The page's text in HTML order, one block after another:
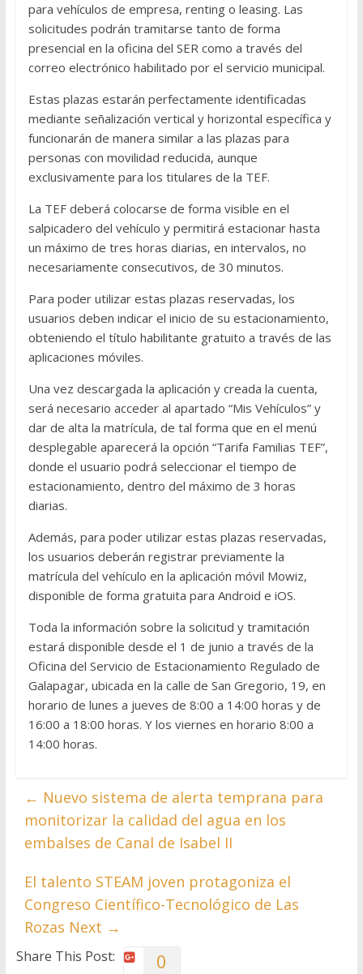
para vehículos de empresa, renting o leasing. Las
solicitudes podrán tramitarse tanto de forma
presencial en la oficina del SER como a través del
correo electrónico habilitado por el servicio municipal.
Estas plazas estarán perfectamente identificadas
mediante señalización vertical y horizontal específica y
funcionarán de manera similar a las plazas para
personas con movilidad reducida, aunque
exclusivamente para los titulares de la TEF.
La TEF deberá colocarse de forma visible en el
salpicadero del vehículo y permitirá estacionar hasta
un máximo de tres horas diarias, en intervalos, no
necesariamente consecutivos, de 30 minutos.
Para poder utilizar estas plazas reservadas, los
usuarios deben indicar el inicio de su estacionamiento,
obteniendo el título habilitante gratuito a través de las
aplicaciones móviles.
Una vez descargada la aplicación y creada la cuenta,
será necesario acceder al apartado “Mis Vehículos” y
dar de alta la matrícula, de tal forma que en el menú
desplegable aparecerá la opción “Tarifa Familias TEF”,
donde el usuario podrá seleccionar el tiempo de
estacionamiento, dentro del máximo de 3 horas
diarias.
Además, para poder utilizar estas plazas reservadas,
los usuarios deberán registrar previamente la
matrícula del vehículo en la aplicación móvil Mowiz,
disponible de forma gratuita para Android e iOS.
Toda la información sobre la solicitud y tramitación
estará disponible desde el 1 de junio a través de la
Oficina del Servicio de Estacionamiento Regulado de
Galapagar, ubicada en la calle de San Gregorio, 19, en
horario de lunes a jueves de 8:00 a 14:00 horas y de
16:00 a 18:00 horas. Y los viernes en horario 8:00 a
14:00 horas.
← Nuevo sistema de alerta temprana para
monitorizar la calidad del agua en los
embalses de Canal de Isabel II
El talento STEAM joven protagoniza el
Congreso Científico-Tecnológico de Las
Rozas Next →
Share This Post: 0